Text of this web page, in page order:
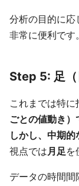
分析の目的に応
非常に便利です。
Step 5: 足（
これまでは特
ごとの値動き）
しかし、中期
視点では月足を
データの時間間